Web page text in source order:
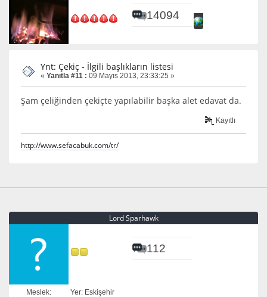
14094
Ynt: Çekiç - İlgili başlıkların listesi
« Yanıtla #11 : 09 Mayıs 2013, 23:33:25 »
Şam çeliğinden çekiçte yapılabilir başka alet edavat da.
Kayıtlı
http://www.sefacabuk.com/tr/
Lord Sparhawk
112
Meslek:
Yer: Eskişehir